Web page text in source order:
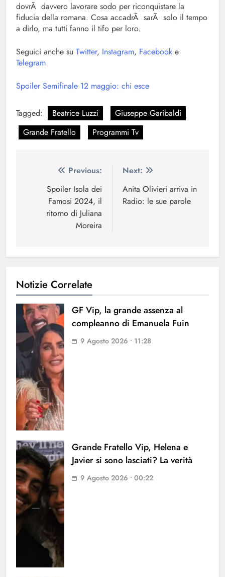
dovrÃ davvero lavorare sodo per riconquistare la
fiducia della romana. Cosa accadrÃ sarÃ solo il tempo
a dirlo, ma tutti fanno il tifo per loro.
Seguici anche su Twitter, Instagram, Facebook e
Telegram
Spoiler Semifinale 12 maggio: chi esce
Tagged: Beatrice Luzzi
Giuseppe Garibaldi
Grande Fratello
Programmi Tv
Navigazione
articoli
Previous:
Spoiler Isola dei
Famosi 2024, il
ritorno di Juliana
Moreira
Next:
Anita Olivieri arriva in
Radio: le sue parole
Notizie Correlate
GF Vip, la grande assenza al
compleanno di Emanuela Fuin
9 Agosto 2026 • 11:28
Grande Fratello Vip, Helena e
Javier si sono lasciati? La verità
9 Agosto 2026 • 00:22